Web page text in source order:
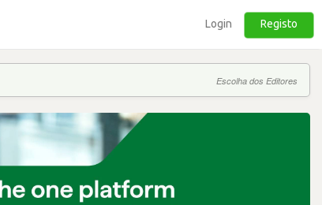
Login Registo
Escolha dos Editores